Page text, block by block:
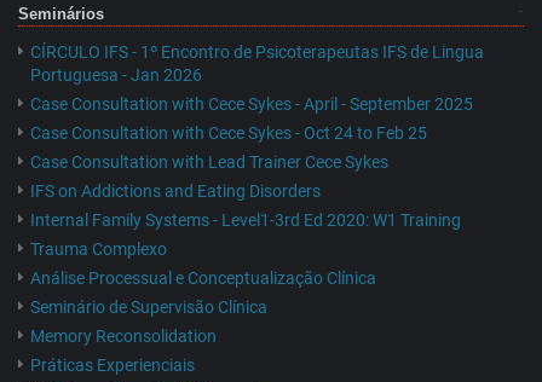
Seminários
CÍRCULO IFS - 1º Encontro de Psicoterapeutas IFS de Lingua
Portuguesa - Jan 2026
Case Consultation with Cece Sykes - April - September 2025
Case Consultation with Cece Sykes - Oct 24 to Feb 25
Case Consultation with Lead Trainer Cece Sykes
IFS on Addictions and Eating Disorders
Internal Family Systems - Level1-3rd Ed 2020: W1 Training
Trauma Complexo
Análise Processual e Conceptualização Clínica
Seminário de Supervisão Clínica
Memory Reconsolidation
Práticas Experienciais